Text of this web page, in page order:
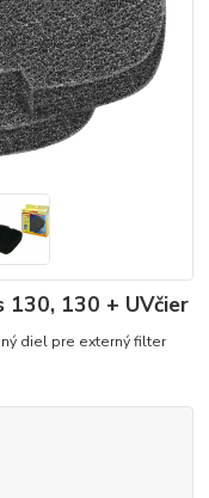
130, 130 + UVčier
diel pre externý filter